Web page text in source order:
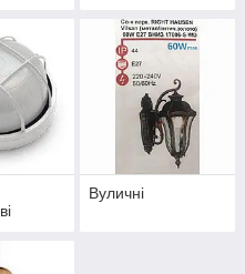
Вуличні